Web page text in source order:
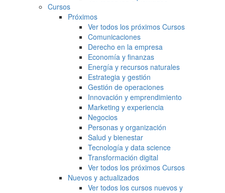
Cursos
Próximos
Ver todos los próximos Cursos
Comunicaciones
Derecho en la empresa
Economía y finanzas
Energía y recursos naturales
Estrategia y gestión
Gestión de operaciones
Innovación y emprendimiento
Marketing y experiencia
Negocios
Personas y organización
Salud y bienestar
Tecnología y data science
Transformación digital
Ver todos los próximos Cursos
Nuevos y actualizados
Ver todos los cursos nuevos y